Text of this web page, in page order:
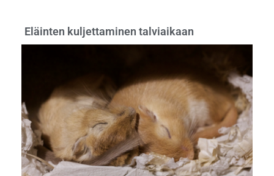
Eläinten kuljettaminen talviaikaan